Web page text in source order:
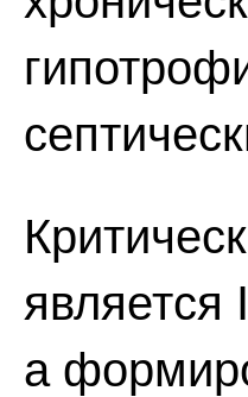
является
а